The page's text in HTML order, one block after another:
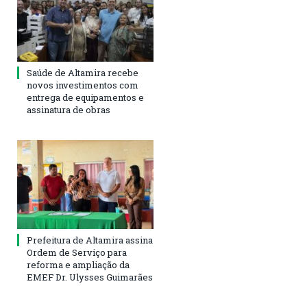
Saúde de Altamira recebe
novos investimentos com
entrega de equipamentos e
assinatura de obras
Prefeitura de Altamira assina
Ordem de Serviço para
reforma e ampliação da
EMEF Dr. Ulysses Guimarães